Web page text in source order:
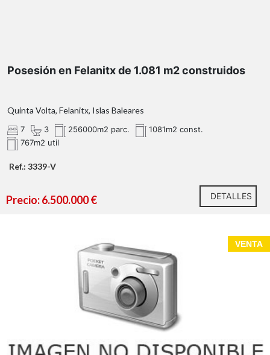
Posesión en Felanitx de 1.081 m2 construidos
Quinta Volta, Felanitx, Islas Baleares
7 3 256000m2 parc.
1081m2 const.
767m2 util
Ref.: 3339-V
Precio: 6.500.000 € DETALLES
VENTA